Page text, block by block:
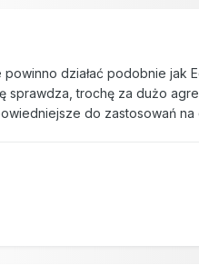
działać podobnie jak
sprawdza, trochę za dużo
do zastosowań